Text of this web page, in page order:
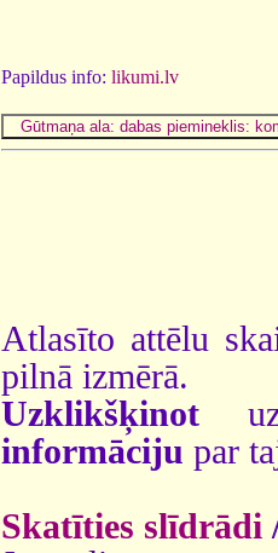
Papildus info: likumi.lv
Atlasīto attēlu
pilnā izmērā.
Uzklikšķinot
informāciju par
Skatīties slīdrādi